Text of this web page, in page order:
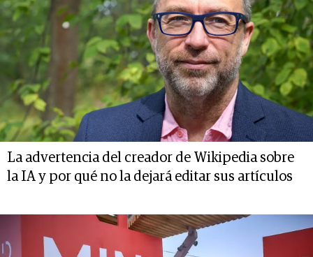
La advertencia del creador de Wikipedia sobre
la IA y por qué no la dejará editar sus artículos